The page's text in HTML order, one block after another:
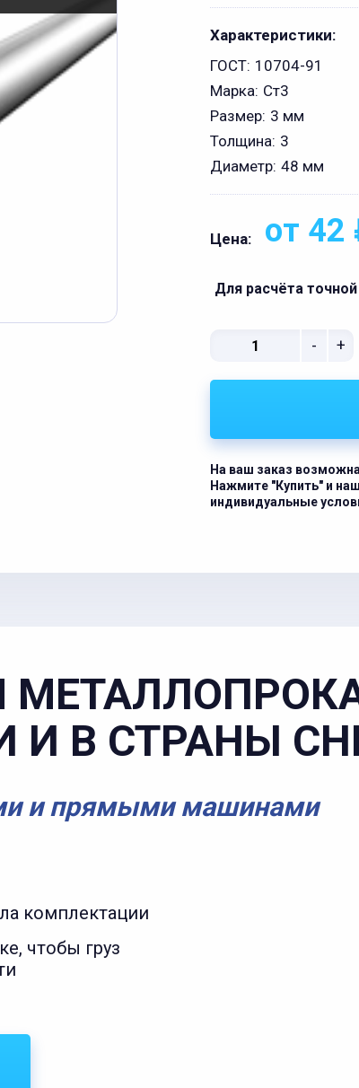
Характеристики:
ГОСТ: 10704-91
Марка: Ст3
Размер: 3 мм
Толщина: 3
Диаметр: 48 мм
Цена: от
Для расчёта
- +
На ваш заказ
Нажмите "Купить" и
индивидуальные
И В СТРАНЫ
и прямыми машинами
комплектации
чтобы груз